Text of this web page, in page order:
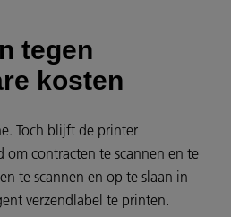
tegen
kosten
Toch blijft de printer
om contracten te scannen en te
te scannen en op te slaan in
verzendlabel te printen.